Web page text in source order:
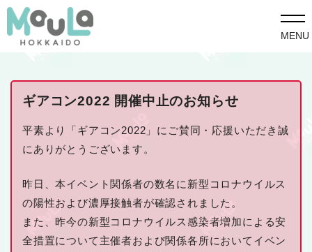
MENU
ギアコン2022 開催中止のお知らせ
平素より「ギアコン2022」にご賛同・応援いただき誠
にありがとうございます。
昨日、本イベント関係者の数名に新型コロナウイルス
の陽性および濃厚接触者が確認されました。
また、昨今の新型コロナウイルス感染者増加による安
全措置について主催者および関係各所においてイベン